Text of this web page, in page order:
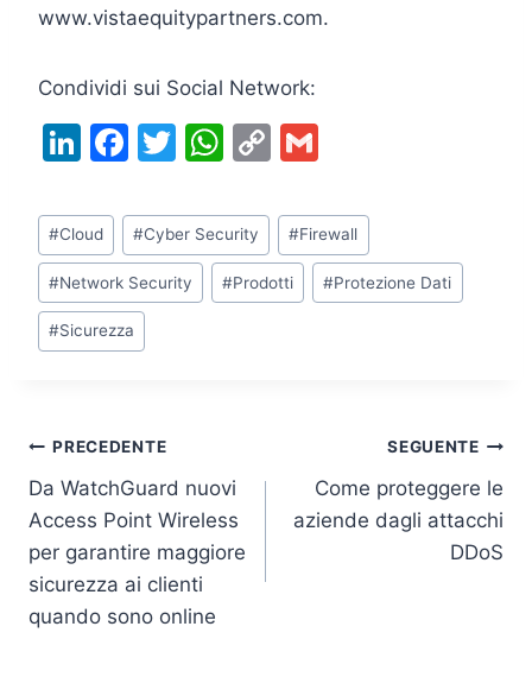
www.vistaequitypartners.com.
Condividi sui Social Network:
Li
k
e
dI
n
F
c
e
b
o
T
itt
er
W
at
s
A
C
p
y
Li
ai
l
Tag
articolo:
#Cloud #Cyber Security #Firewall
#Network Security #Prodotti #Protezione Dati
#Sicurezza
Navigazione
articoli
PRECEDENTE
Da WatchGuard nuovi
Access Point Wireless
per garantire maggiore
sicurezza ai clienti
quando sono online
SEGUENTE
Come proteggere le
aziende dagli attacchi
DDoS